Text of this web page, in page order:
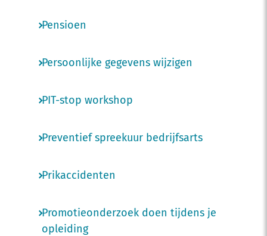
Pensioen
Persoonlijke gegevens wijzigen
PIT-stop workshop
Preventief spreekuur bedrijfsarts
Prikaccidenten
Promotieonderzoek doen tijdens je
opleiding